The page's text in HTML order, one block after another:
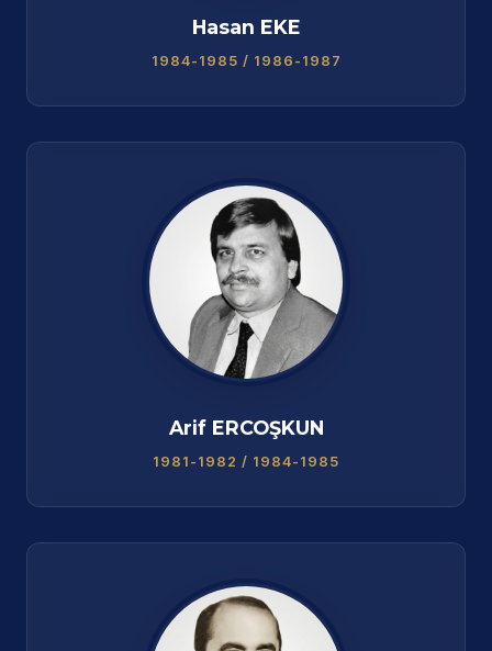
Hasan EKE
1984-1985 / 1986-1987
Arif ERCOŞKUN
1981-1982 / 1984-1985